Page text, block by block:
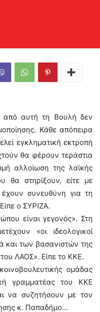
από αυτή τη Βουλή δεν
Κάθε απόπειρα
εγκληματική εκτροπή
θα φέρουν τεράστια
αλλοίωση της λαϊκής
θα στηρίξουν, είτε με
συνευθύνη για τη
ο ΣΥΡΙΖΑ.
είναι γεγονός». Στη
«οι ιδεολογικοί
και των βασανιστών της
ΛΑΟΣ». Είπε το ΚΚΕ.
ομάδας
γραμματέας του ΚΚΕ
να συζητήσουν με τον
κ. Παπαδήμο…